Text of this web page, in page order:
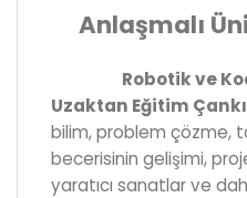
Anlaşmalı
Robotik ve
Uzaktan Eğitim
bilim, problem çözme,
becerisinin gelişimi,
yaratıcı sanatlar ve